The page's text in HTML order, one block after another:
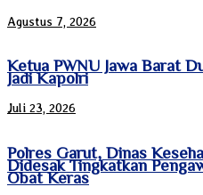
Agustus 7, 2026
Ketua PWNU Jawa Barat
Jadi Kapolri
Juli 23, 2026
‎Polres Garut, Dinas
Didesak Tingkatkan
Obat Keras